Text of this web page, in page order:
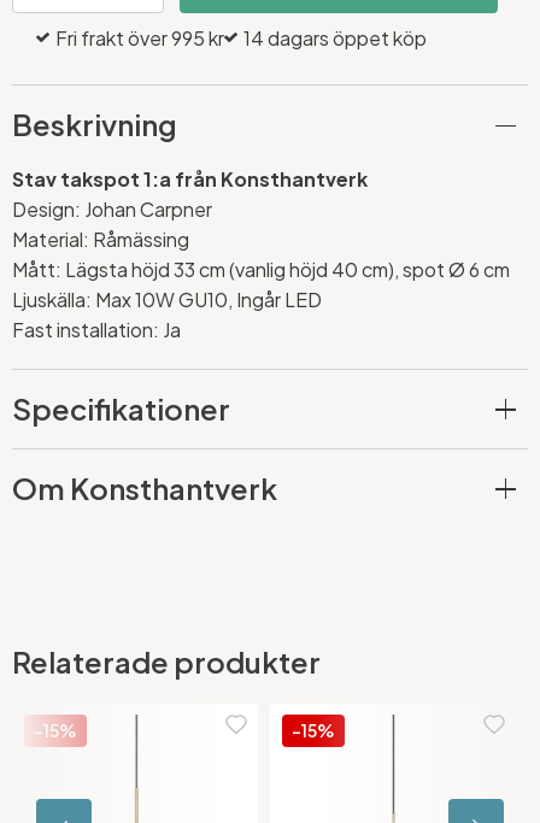
Fri frakt över 995 kr 14 dagars öppet köp
Beskrivning
Stav takspot 1:a från Konsthantverk
Design: Johan Carpner
Material: Råmässing
Mått: Lägsta höjd 33 cm (vanlig höjd 40 cm), spot Ø 6 cm
Ljuskälla: Max 10W GU10, Ingår LED
Fast installation: Ja
Specifikationer
Om Konsthantverk
Relaterade produkter
-15% -15%